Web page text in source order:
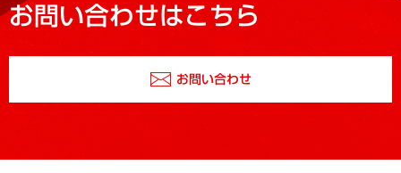
お問い合わせはこちら
お問い合わせ